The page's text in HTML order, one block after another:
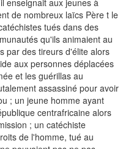
de nombreux laïcs Père t le
tués dans des
qu'ils animaient au
par des tireurs d'élite alors
aux personnes déplacées
et les guérillas au
assassiné pour avoir
; un jeune homme ayant
centrafricaine alors
; un catéchiste
de l'homme, tué au